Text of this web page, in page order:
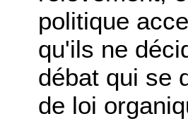
politique
qu'ils ne
débat qui se
de loi